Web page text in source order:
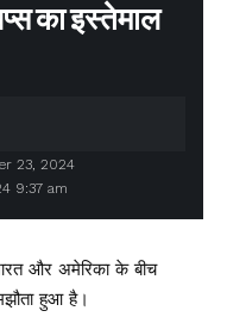
का इस्तेमाल
9:37 am
23, 2024
और अमेरिका के बीच
हुआ है।